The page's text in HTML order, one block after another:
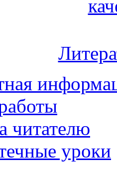
читателю
уроки